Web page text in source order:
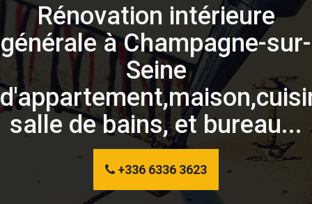
Rénovation intérieure
générale à Champagne-sur-
Seine
salle de bains, et bureau...
+336 6336 3623